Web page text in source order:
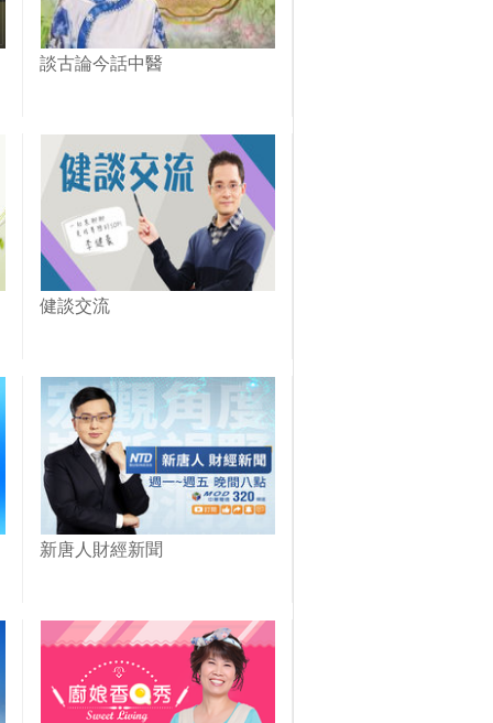
談古論今話中醫
健談交流
新唐人財經新聞